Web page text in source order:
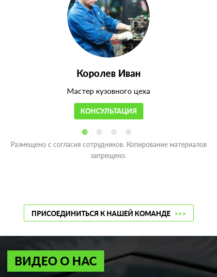
Королев Иван
Мастер кузовного цеха
КОНСУЛЬТАЦИЯ
Размещено с согласия сотрудников. Копирование материалов
запрещено.
ПРИСОЕДИНИТЬСЯ К НАШЕЙ КОМАНДЕ >>>
ВИДЕО О НАС